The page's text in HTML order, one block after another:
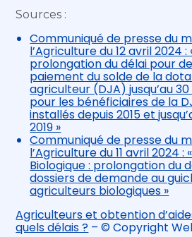
Sources :
Communiqué de presse du
l’Agriculture du 12 avril 2024
prolongation du délai pour
paiement du solde de la
agriculteur (DJA) jusqu’au
pour les bénéficiaires de la
installés depuis 2015 et
2019 »
Communiqué de presse du
l’Agriculture du 11 avril 2024 :
Biologique : prolongation du
dossiers de demande au
agriculteurs biologiques »
Agriculteurs et obtention
quels délais ? – © Copyright